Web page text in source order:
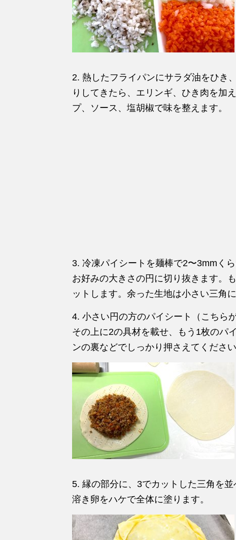
2. 熱したフライパンにサラダ油をひき
りしてきたら、エリンギ、ひき肉を加
プ、ソース、塩胡椒で味を整えます。
3. 冷凍パイシートを麺棒で2〜3mmく
お好みの大きさの円に切り抜きます。
ットします。余った生地は小さい三角
4. 小さい円の方のパイシート（こちら
その上に2の具材を載せ、もう1枚のパ
ンの裏などでしっかり押さえてください
5. 縁の部分に、3でカットした三角を
溶き卵をハケで全体に塗ります。